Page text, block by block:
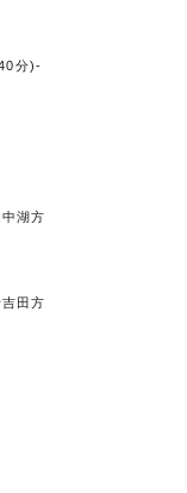
分)-
湖方
田方